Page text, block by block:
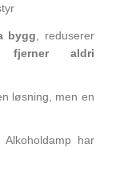
bygg , reduserer
fjerner aldri
løsning, men en
har